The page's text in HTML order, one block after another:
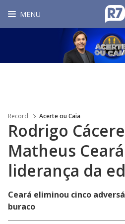
MENU
Record Acerte ou Caia
Rodrigo
Matheus
liderança da
Ceará eliminou cinco
buraco